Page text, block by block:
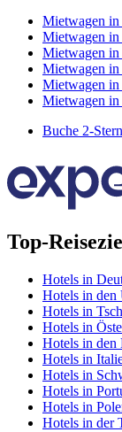
Mietwagen in
Mietwagen in
Mietwagen
Mietwagen
Mietwagen in
Mietwagen in
Buche 2-
Top-
Hotels in
Hotels in den
Hotels in
Hotels in
Hotels in den
Hotels in
Hotels in
Hotels in
Hotels in
Hotels in der